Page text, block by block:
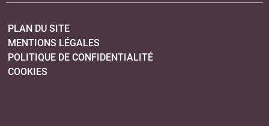
PLAN DU SITE
MENTIONS LÉGALES
POLITIQUE DE CONFIDENTIALITÉ
COOKIES